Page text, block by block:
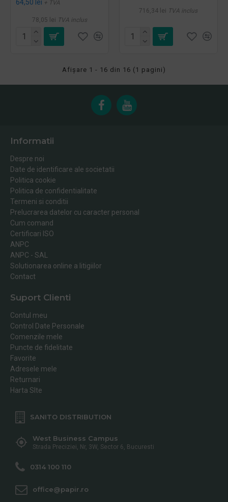
64,50 lei + TVA
78,05 lei TVA inclus
716,34 lei TVA inclus
Afişare 1 - 16 din 16 (1 pagini)
Informatii
Despre noi
Date de identificare ale societatii
Politica cookie
Politica de confidentialitate
Termeni si conditii
Prelucrarea datelor cu caracter personal
Cum comand
Certificari ISO
ANPC
ANPC - SAL
Solutionarea online a litigiilor
Contact
Suport Clienti
Contul meu
Control Date Personale
Comenzile mele
Puncte de fidelitate
Favorite
Adresele mele
Returnari
Harta SIte
SANITO DISTRIBUTION
West Business Campus
Strada Preciziei, Nr, 3W, Sector 6, Bucuresti
0314 100 110
office@papir.ro